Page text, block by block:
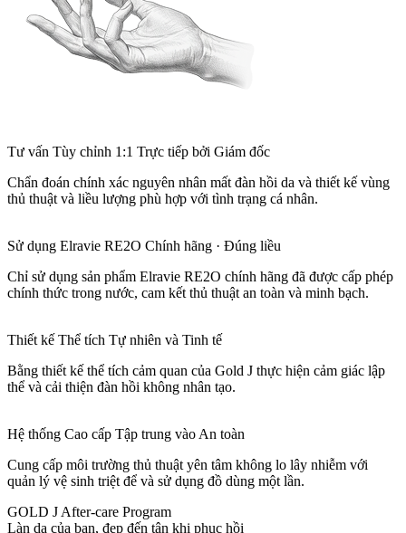
Tư vấn Tùy chỉnh 1:1 Trực tiếp bởi Giám đốc
Chẩn đoán chính xác nguyên nhân mất đàn hồi da và thiết kế vùng
thủ thuật và liều lượng phù hợp với tình trạng cá nhân.
Sử dụng Elravie RE2O Chính hãng · Đúng liều
Chỉ sử dụng sản phẩm Elravie RE2O chính hãng đã được cấp phép
chính thức trong nước, cam kết thủ thuật an toàn và minh bạch.
Thiết kế Thể tích Tự nhiên và Tinh tế
Bằng thiết kế thể tích cảm quan của Gold J thực hiện cảm giác lập
thể và cải thiện đàn hồi không nhân tạo.
Hệ thống Cao cấp Tập trung vào An toàn
Cung cấp môi trường thủ thuật yên tâm không lo lây nhiễm với
quản lý vệ sinh triệt để và sử dụng đồ dùng một lần.
GOLD J After-care Program
Làn da của bạn, đẹp đến tận khi phục hồi